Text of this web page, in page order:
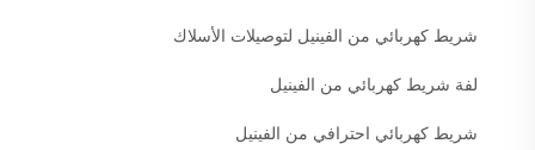
شريط كهربائي من الفينيل لتوصيلات الأسلاك
لفة شريط كهربائي من الفينيل
شريط كهربائي احترافي من الفينيل